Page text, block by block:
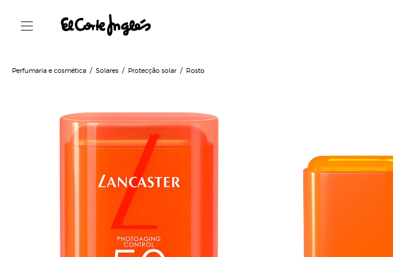
Perfumaria e cosmética Solares Protecção solar Rosto